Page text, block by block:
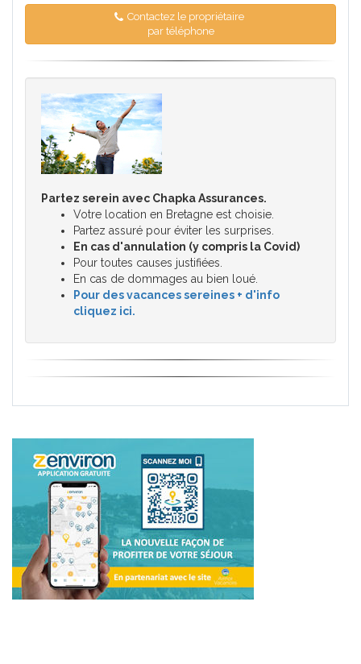
Contactez le propriétaire
par téléphone
Partez serein avec Chapka Assurances.
Votre location en Bretagne est choisie.
Partez assuré pour éviter les surprises.
En cas d'annulation (y compris la Covid)
Pour toutes causes justifiées.
En cas de dommages au bien loué.
Pour des vacances sereines + d'info
cliquez ici.